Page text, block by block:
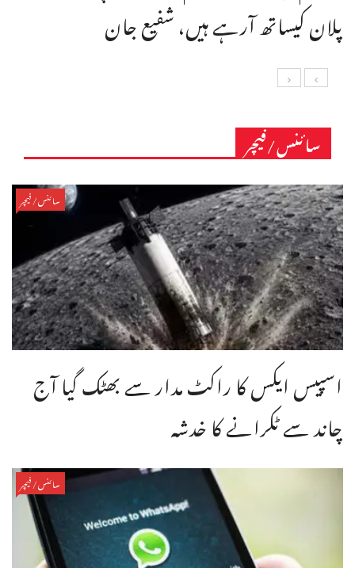
پلان کیساتھ آرہے ہیں، شفیع جان
سائنس/فیچر
سائنس/فیچر
اسپیس ایکس کا راکٹ مدار سے بھٹک گیا آج
چاند سے ٹکرانے کا خدشہ
سائنس/فیچر